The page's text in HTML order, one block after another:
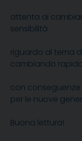
attenta ai
sensibilità
riguardo al tema
cambiando
con
per le nuove
Buona lettura!